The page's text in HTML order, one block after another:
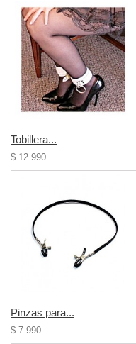
Tobillera...
$ 12.990
Pinzas para...
$ 7.990